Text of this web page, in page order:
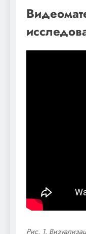
Рис. 1.